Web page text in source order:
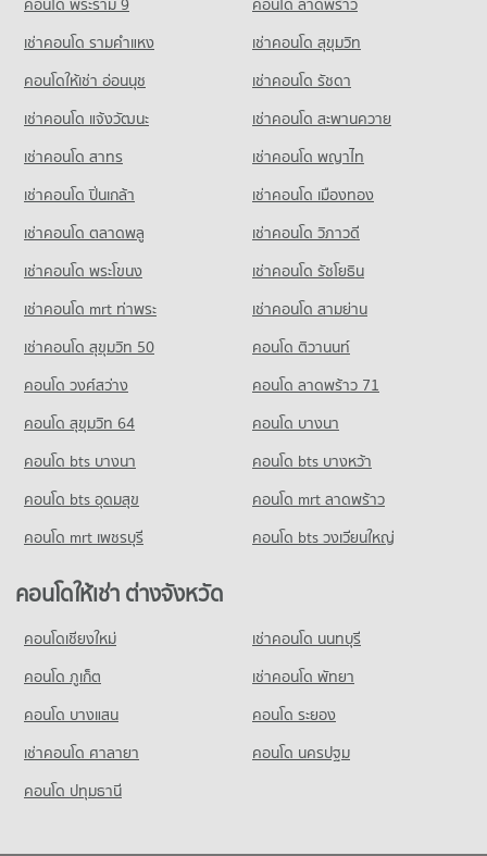
คอนโดให้เช่า รร.เซนต์ฟรังซิสซาเวียร์คอนแวนต์
มีคอนโดให้เช่า 6,108 ประกาศ
ขายคอนโด รร.เซนต์ฟรังซิสซาเวียร์คอนแวนต์
มีคอนโดขาย 2,847 ประกาศ
89 โครงการ
คอนโดให้เช่า รร.เซนต์คาเบรียล
ขายคอนโด รร.เซนต์คาเบรียล
มีคอนโดขาย 782 ประกาศ
คอนโด รร.สตรีวรนาถ
79 โครงการ
คอนโดให้เช่า รร.สตรีวรนาถ
มีคอนโดให้เช่า 1,709 ประกาศ
ขายคอนโด รร.สตรีวรนาถ
คอนโด รร.ราชินีบน
คอนโดให้เช่า รร.ราชินีบน
มีคอนโดให้เช่า 1,922 ประกาศ
ขายคอนโด รร.ราชินีบน
คอนโด เทสโก้โลตัส ประชาชื่น
369 โครงการ
คอนโดให้เช่า เทสโก้โลตัส ประชาชื่น
มีคอนโดให้เช่า 12,536 ประกาศ
ขายคอนโด เทสโก้โลตัส ประชาชื่น
มีคอนโดขาย 5,406 ประกาศ
คอนโด แม็คโคร นครอินทร์
คอนโดให้เช่า แม็คโคร นครอินทร์
มีคอนโดให้เช่า 6,056 ประกาศ
ขายคอนโด แม็คโคร นครอินทร์
มีคอนโดขาย 3,754 ประกาศ
คอนโด แม็คโคร สามเสน
38 โครงการ
คอนโดให้เช่า แม็คโคร สามเสน
ขายคอนโด แม็คโคร สามเสน
มีคอนโดขาย 487 ประกาศ
ขายคอนโด การไฟฟ้าฝ่ายผลิตแห่งประเทศไทย
มีคอนโดขาย 2,269 ประกาศ
คอนโด บางลำภู(บางโพ)
308 โครงการ
คอนโดให้เช่า บางลำภู(บางโพ)
ขายคอนโด บางลำภู(บางโพ)
มีคอนโดขาย 4,150 ประกาศ
คอนโด ตั้งฮั่วเส็ง(ธนบุรี)
249 โครงการ
คอนโดให้เช่า ตั้งฮั่วเส็ง(ธนบุรี)
มีคอนโดให้เช่า 2,234 ประกาศ
ขายคอนโด ตั้งฮั่วเส็ง(ธนบุรี)
คอนโด สนามหลวง
คอนโดให้เช่า สนามหลวง
มีคอนโดให้เช่า 20,005 ประกาศ
มีคอนโดขาย 8,464 ประกาศ
คอนโดให้เช่า รพ.หัวเฉียว
มีคอนโดให้เช่า 36,407 ประกาศ
ขายคอนโด รพ.หัวเฉียว
มีคอนโดขาย 15,685 ประกาศ
เช่าคอนโด รามคําแหง
เช่าคอนโด สุขุมวิท
คอนโดให้เช่า อ่อนนุช
เช่าคอนโด รัชดา
เช่าคอนโด แจ้งวัฒนะ
เช่าคอนโด สะพานควาย
เช่าคอนโด สาทร
เช่าคอนโด พญาไท
เช่าคอนโด ปิ่นเกล้า
เช่าคอนโด เมืองทอง
เช่าคอนโด ตลาดพลู
เช่าคอนโด วิภาวดี
เช่าคอนโด พระโขนง
เช่าคอนโด รัชโยธิน
เช่าคอนโด mrt ท่าพระ
เช่าคอนโด สามย่าน
เช่าคอนโด สุขุมวิท 50
คอนโด ติวานนท์
คอนโด วงศ์สว่าง
คอนโด ลาดพร้าว 71
คอนโด สุขุมวิท 64
คอนโด บางนา
คอนโด bts บางนา
คอนโด bts บางหว้า
คอนโด bts อุดมสุข
คอนโด mrt ลาดพร้าว
คอนโด mrt เพชรบุรี
คอนโด bts วงเวียนใหญ่
คอนโดให้เช่า ต่างจังหวัด
คอนโดเชียงใหม่
เช่าคอนโด นนทบุรี
คอนโด ภูเก็ต
เช่าคอนโด พัทยา
คอนโด บางแสน
คอนโด ระยอง
เช่าคอนโด ศาลายา
คอนโด นครปฐม
คอนโด ปทุมธานี